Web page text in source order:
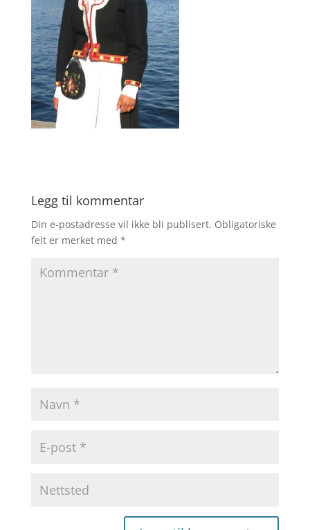
Legg til kommentar
Din e-postadresse vil ikke bli publisert. Obligatoriske
felt er merket med *